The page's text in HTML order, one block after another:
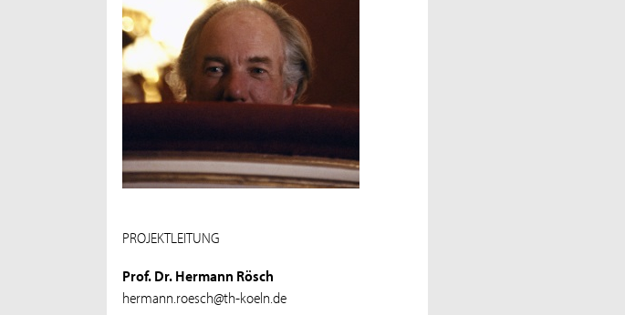
PROJEKTLEITUNG
Prof. Dr. Hermann Rösch
hermann.roesch@th-koeln.de